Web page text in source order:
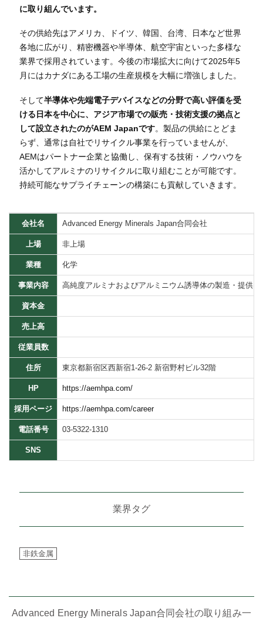
に取り組んでいます。
その供給先はアメリカ、ドイツ、韓国、台湾、日本など世界
各地に広がり、精密機器や半導体、航空宇宙といった多様な
業界で採用されています。今後の市場拡大に向けて2025年5
月にはカナダにある工場の生産規模を大幅に増強しました。
そして半導体や先端電子デバイスなどの分野で高い評価を受
ける日本を中心に、アジア市場での販売・技術支援の拠点と
して設立されたのがAEM Japanです。製品の供給にとどま
らず、通常は自社でリサイクル事業を行っていませんが、
AEMはパートナー企業と協働し、保有する技術・ノウハウを
活かしてアルミナのリサイクルに取り組むことが可能です。
持続可能なサプライチェーンの構築にも貢献していきます。
会社名 Advanced Energy Minerals Japan合同会社
上場 非上場
業種 化学
事業内容 高純度アルミナおよびアルミニウム誘導体の製造・提供
資本金
売上高
従業員数
住所 東京都新宿区西新宿1-26-2 新宿野村ビル32階
HP https://aemhpa.com/
採用ページ https://aemhpa.com/career
電話番号 03-5322-1310
SNS
業界タグ
非鉄金属
Advanced Energy Minerals Japan合同会社の取り組み一